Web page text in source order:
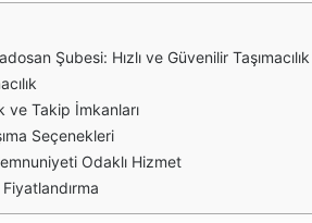
Şubesi: Hızlı ve Güvenilir
ve Takip İmkanları
Seçenekleri
Odaklı Hizmet